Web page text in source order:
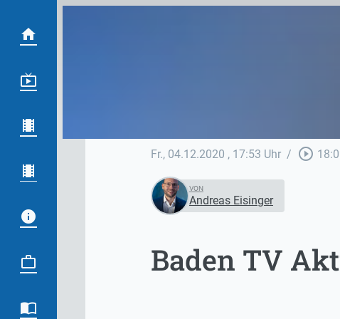
Fr., 04.12.2020 , 17:53 Uhr / play_circle_outline
VON
Andreas Eisinger
Baden TV